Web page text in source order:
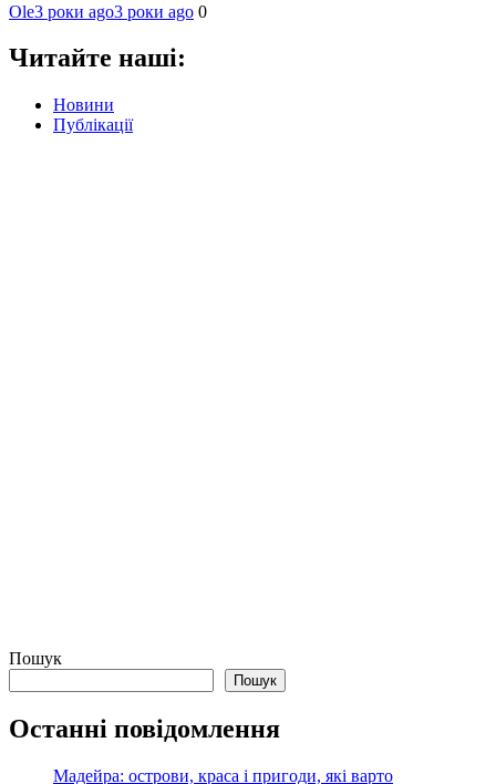
Ole3 роки ago3 роки ago 0
Читайте наші:
Новини
Публікації
Пошук
Пошук
Останні повідомлення
Мадейра: острови, краса і пригоди, які варто